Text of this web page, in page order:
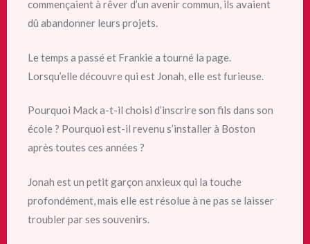
commençaient à rêver d’un avenir commun, ils avaient
dû abandonner leurs projets.
Le temps a passé et Frankie a tourné la page.
Lorsqu’elle découvre qui est Jonah, elle est furieuse.
Pourquoi Mack a-t-il choisi d’inscrire son fils dans son
école ? Pourquoi est-il revenu s’installer à Boston
après toutes ces années ?
Jonah est un petit garçon anxieux qui la touche
profondément, mais elle est résolue à ne pas se laisser
troubler par ses souvenirs.